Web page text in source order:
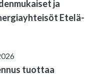
ja
Etelä-
tuottaa